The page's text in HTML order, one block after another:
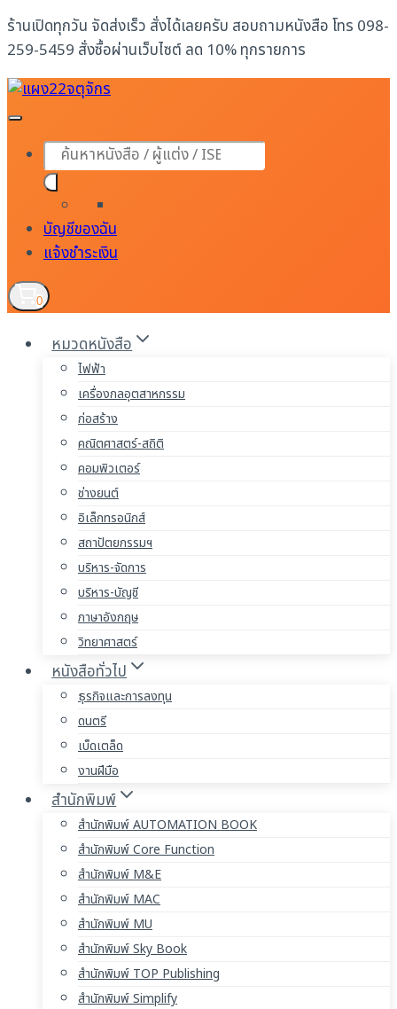
Skip
to
content
ร้านเปิดทุกวัน จัดส่งเร็ว สั่งได้เลยครับ สอบถามหนังสือ โทร 098-
259-5459 สั่งซื้อผ่านเว็บไซต์ ลด 10% ทุกรายการ
Products
search
บัญชีของฉัน
แจ้งชำระเงิน
0
หมวดหนังสือ
ไฟฟ้า
เครื่องกลอุตสาหกรรม
ก่อสร้าง
คณิตศาสตร์-สถิติ
คอมพิวเตอร์
ช่างยนต์
อิเล็กทรอนิกส์
สถาปัตยกรรมฯ
บริหาร-จัดการ
บริหาร-บัญชี
ภาษาอังกฤษ
วิทยาศาสตร์
หนังสือทั่วไป
ธุรกิจและการลงทุน
ดนตรี
เบ็ดเตล็ด
งานฝีมือ
สำนักพิมพ์
สำนักพิมพ์ AUTOMATION BOOK
สำนักพิมพ์ Core Function
สำนักพิมพ์ M&E
สำนักพิมพ์ MAC
สำนักพิมพ์ MU
สำนักพิมพ์ Sky Book
สำนักพิมพ์ TOP Publishing
สำนักพิมพ์ Simplify